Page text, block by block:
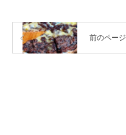
前のページ